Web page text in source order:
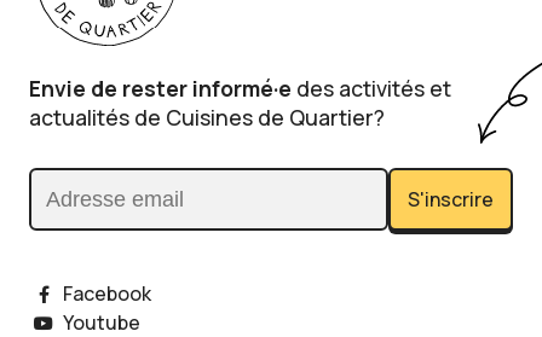
Envie de rester informé·e des activités et
actualités de Cuisines de Quartier?
Adresse email S'inscrire
Facebook
Youtube